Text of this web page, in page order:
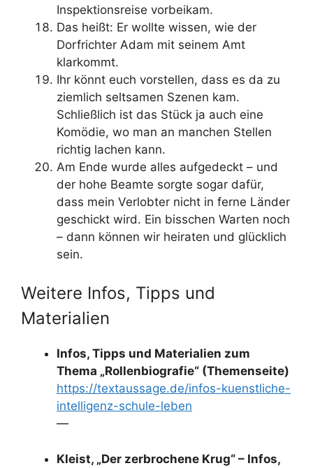
Inspektionsreise vorbeikam.
Das heißt: Er wollte wissen, wie der
Dorfrichter Adam mit seinem Amt
klarkommt.
Ihr könnt euch vorstellen, dass es da zu
ziemlich seltsamen Szenen kam.
Schließlich ist das Stück ja auch eine
Komödie, wo man an manchen Stellen
richtig lachen kann.
Am Ende wurde alles aufgedeckt – und
der hohe Beamte sorgte sogar dafür,
dass mein Verlobter nicht in ferne Länder
geschickt wird. Ein bisschen Warten noch
– dann können wir heiraten und glücklich
sein.
Weitere Infos, Tipps und
Materialien
Infos, Tipps und Materialien zum
Thema „Rollenbiografie“ (Themenseite)
https://textaussage.de/infos-kuenstliche-
intelligenz-schule-leben
—
Kleist, „Der zerbrochene Krug“ – Infos,